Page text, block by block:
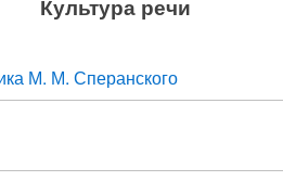
Культура речи
М. М. Сперанского